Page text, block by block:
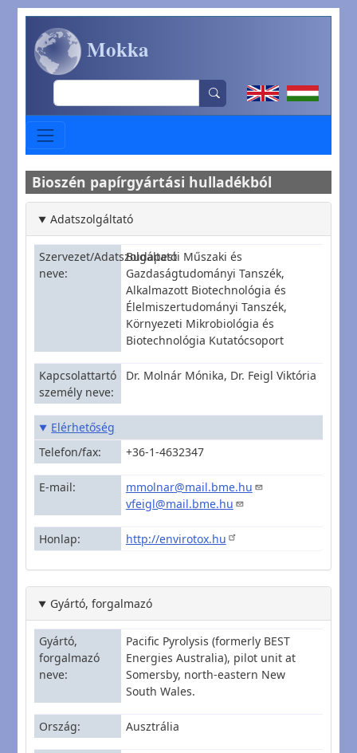
Ugrás a tartalomra
Mokka
Search
Bioszén papírgyártási hulladékból
Adatszolgáltató
Szervezet/Adatszolgáltató
neve
Budapesti Műszaki és
Gazdaságtudományi Tanszék,
Alkalmazott Biotechnológia és
Élelmiszertudományi Tanszék,
Környezeti Mikrobiológia és
Biotechnológia Kutatócsoport
Kapcsolattartó
személy neve
Dr. Molnár Mónika, Dr. Feigl Viktória
Elérhetőség
Telefon/fax
+36-1-4632347
E-mail
mmolnar@mail.bme.hu
vfeigl@mail.bme.hu
Honlap http://envirotox.hu
Gyártó, forgalmazó
Gyártó,
forgalmazó
neve
Pacific Pyrolysis (formerly BEST
Energies Australia), pilot unit at
Somersby, north-eastern New
South Wales.
Ország Ausztrália